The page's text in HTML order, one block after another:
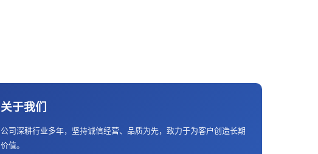
关于我们
公司深耕行业多年，坚持诚信经营、品质为先，致力于为客户创造长期
价值。